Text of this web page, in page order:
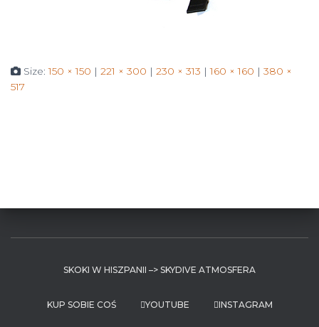
Size:150 × 150 | 221 × 300 | 230 × 313 | 160 × 160 | 380 ×
517
SKOKI W HISZPANII –> SKYDIVE ATMOSFERA
KUP SOBIE COŚ YOUTUBE INSTAGRAM